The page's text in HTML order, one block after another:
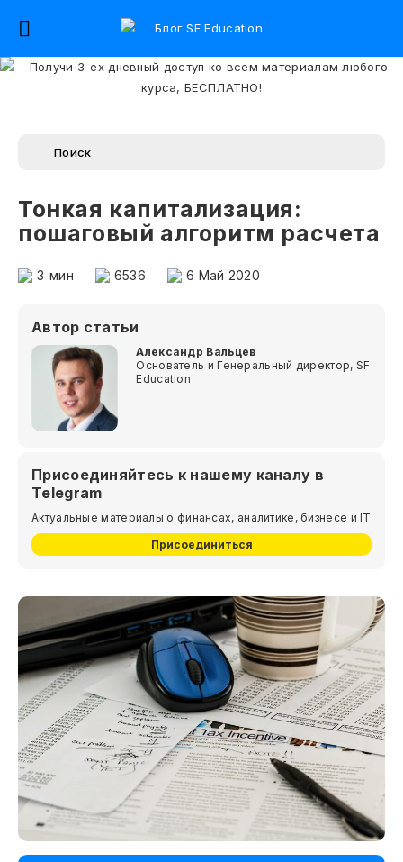
Тонкая капитализация:
пошаговый алгоритм расчета
3 мин 6536 6 Май 2020
Автор статьи
Александр Вальцев
Основатель и Генеральный директор, SF
Education
Присоединяйтесь к нашему каналу в
Telegram
Актуальные материалы о финансах, аналитике, бизнесе и IT
Присоединиться